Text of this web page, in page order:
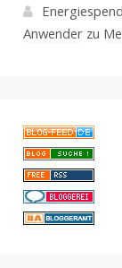
Anwenderzu